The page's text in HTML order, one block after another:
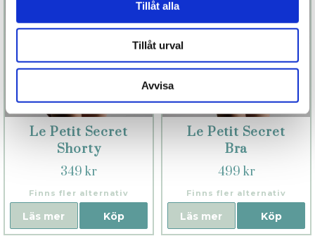
Tillåt alla
Tillåt urval
Avvisa
Le Petit Secret
Shorty
349 kr
Finns fler alternativ
Köp
Läs mer
Le Petit Secret
Bra
499 kr
Finns fler alternativ
Köp
Läs mer